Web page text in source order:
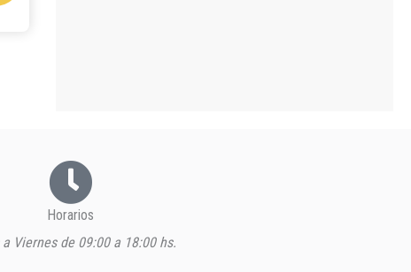
Horarios
Viernes de 09:00 a 18:00 hs.